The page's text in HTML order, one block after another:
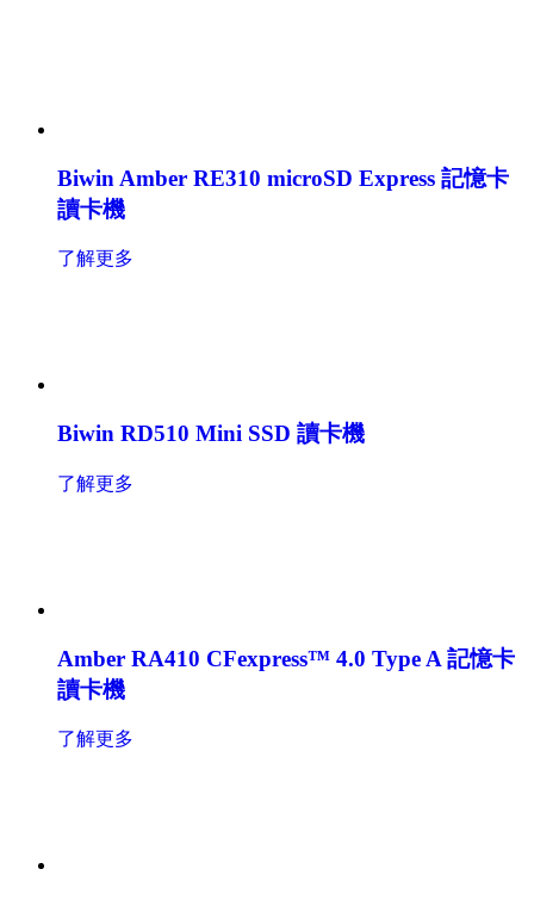
Biwin Amber RE310 microSD Express 記憶卡
讀卡機
了解更多
Biwin RD510 Mini SSD 讀卡機
了解更多
Amber RA410 CFexpress™ 4.0 Type A 記憶卡
讀卡機
了解更多